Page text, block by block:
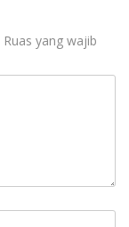
Ruas yang wajib